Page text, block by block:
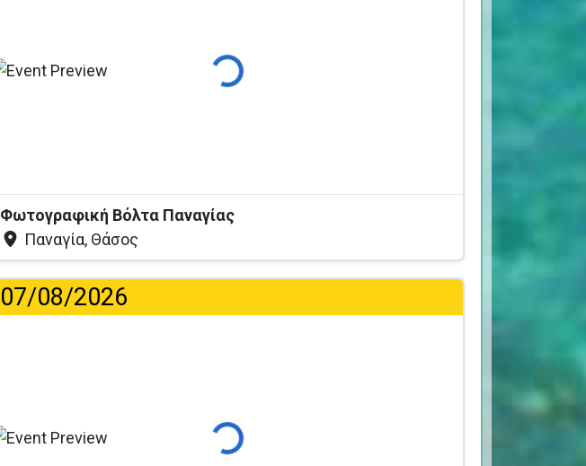
Φόρτωση...
Φωτογραφική Βόλτα Παναγίας
Παναγία, Θάσος
07/08/2026
Φόρτωση...